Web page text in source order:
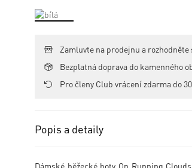
Zamluvte na prodejnu a rozhodněte
Bezplatná doprava do kamenného
Pro členy Club vrácení zdarma do
Popis a detaily
Dámské běžecké boty On Running